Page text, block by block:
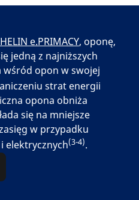
e.PRIMACY, oponę,
jedną z najniższych
opon w swojej
strat energii
opona obniża
się na mniejsze
w przypadku
elektrycznych(3-4).